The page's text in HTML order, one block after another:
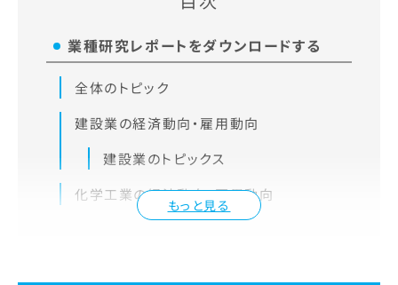
もっと見る
業種研究レポートをダウンロードする
全体のトピック
建設業の経済動向・雇用動向
建設業のトピックス
化学工業の経済動向・雇用動向